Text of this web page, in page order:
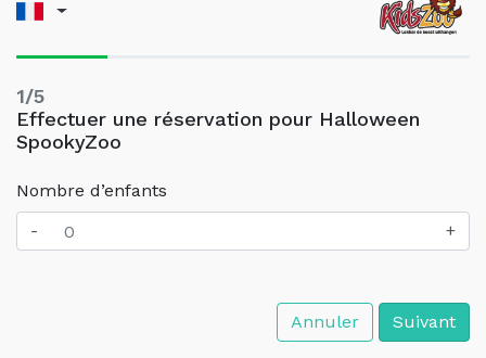
1/5
Effectuer une réservation pour Halloween
SpookyZoo
Nombre d’enfants
-
+
Annuler Suivant